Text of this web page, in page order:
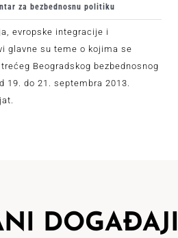
za bezbednosnu politiku
evropske integrаcije i
glavne su teme o kojima se
Beogrаdskog bezbednosnog
19. do 21. septembrа 2013.
DOGAĐAJI